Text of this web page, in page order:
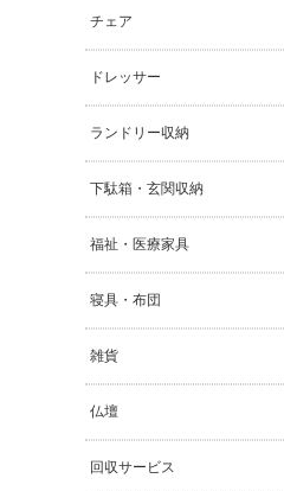
チェア
ドレッサー
ランドリー収納
下駄箱・玄関収納
福祉・医療家具
寝具・布団
雑貨
仏壇
回収サービス